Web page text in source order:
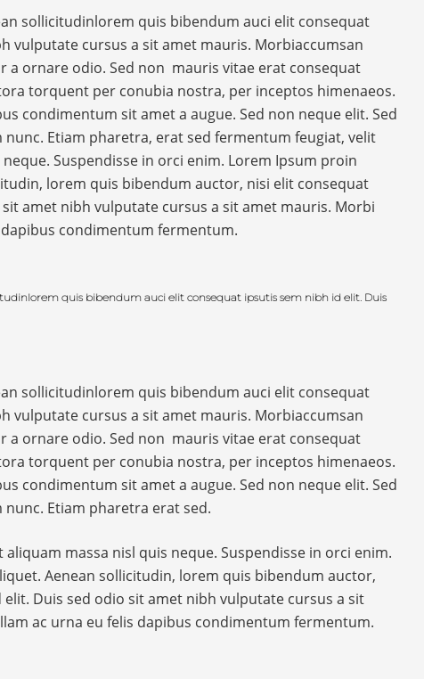
sollicitudinlorem quis bibendum auci elit consequat
vulputate cursus a sit amet mauris. Morbiaccumsan
a ornare odio. Sed non mauris vitae erat consequat
torquent per conubia nostra, per inceptos himenaeos.
condimentum sit amet a augue. Sed non neque elit. Sed
Etiam pharetra, erat sed fermentum feugiat, velit
Suspendisse in orci enim. Lorem Ipsum proin
lorem quis bibendum auctor, nisi elit consequat
amet nibh vulputate cursus a sit amet mauris. Morbi
condimentum fermentum.
quis bibendum auci elit consequat ipsutis sem nibh id elit. Duis
sollicitudinlorem quis bibendum auci elit consequat
vulputate cursus a sit amet mauris. Morbiaccumsan
a ornare odio. Sed non mauris vitae erat consequat
torquent per conubia nostra, per inceptos himenaeos.
condimentum sit amet a augue. Sed non neque elit. Sed
Etiam pharetra erat sed.
massa nisl quis neque. Suspendisse in orci enim.
Aenean sollicitudin, lorem quis bibendum auctor,
Duis sed odio sit amet nibh vulputate cursus a sit
ac urna eu felis dapibus condimentum fermentum.